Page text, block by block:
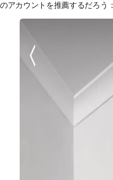
のアカウントを推薦するだろう：